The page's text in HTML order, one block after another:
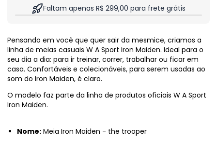
Faltam apenas R$ 299,00 para frete grátis
Pensando em você que quer sair da mesmice, criamos a
linha de meias casuais W A Sport Iron Maiden. Ideal para o
seu dia a dia: para ir treinar, correr, trabalhar ou ficar em
casa. Confortáveis e colecionáveis, para serem usadas ao
som do Iron Maiden, é claro.
O modelo faz parte da linha de produtos oficiais W A Sport
Iron Maiden.
Nome: Meia Iron Maiden - the trooper